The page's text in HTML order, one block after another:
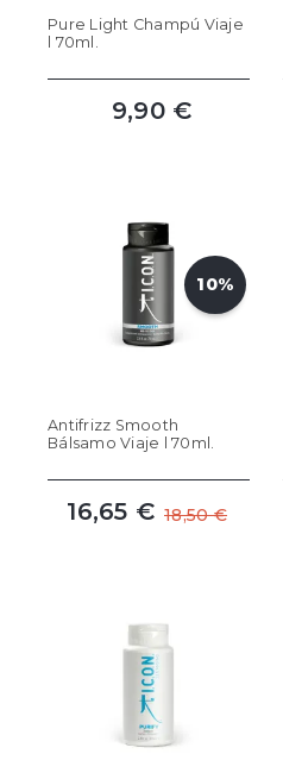
Pure Light Champú Viaje
l 70ml.
9,90 €
Antifrizz Smooth
Bálsamo Viaje l 70ml.
10%
18,50 €
16,65 €